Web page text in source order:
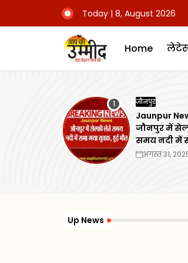
Today | 8, August 2026
Home
जौनपुर
Jaunpur
जौनपुर में
समय नदी में
युवक, हुई मौत
अगस्त 31,
Up News